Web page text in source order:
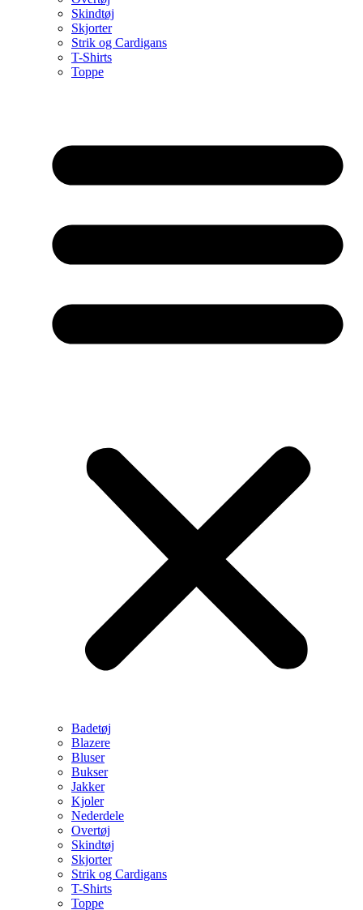
Skindtøj
Skjorter
Strik og Cardigans
T-Shirts
Toppe
Badetøj
Blazere
Bluser
Bukser
Jakker
Kjoler
Nederdele
Overtøj
Skindtøj
Skjorter
Strik og Cardigans
T-Shirts
Toppe